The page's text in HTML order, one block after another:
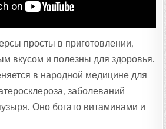
просты в приготовлении,
вкусом и полезны для здоровья.
в народной медицине для
заболеваний
Оно богато витаминами и